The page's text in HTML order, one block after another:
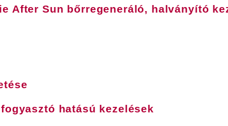
After Sun bőrregeneráló, halványító
hatású kezelések